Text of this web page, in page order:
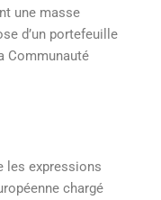
une masse
d’un portefeuille
Communauté
les expressions
chargé